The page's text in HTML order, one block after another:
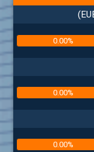
0.00%
0.00%
0.00%